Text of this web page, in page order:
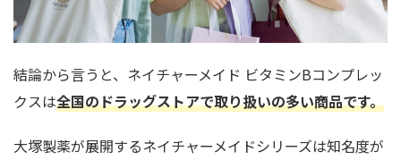
結論から言うと、ネイチャーメイド ビタミンBコンプレッ
クスは全国のドラッグストアで取り扱いの多い商品です。
大塚製薬が展開するネイチャーメイドシリーズは知名度が